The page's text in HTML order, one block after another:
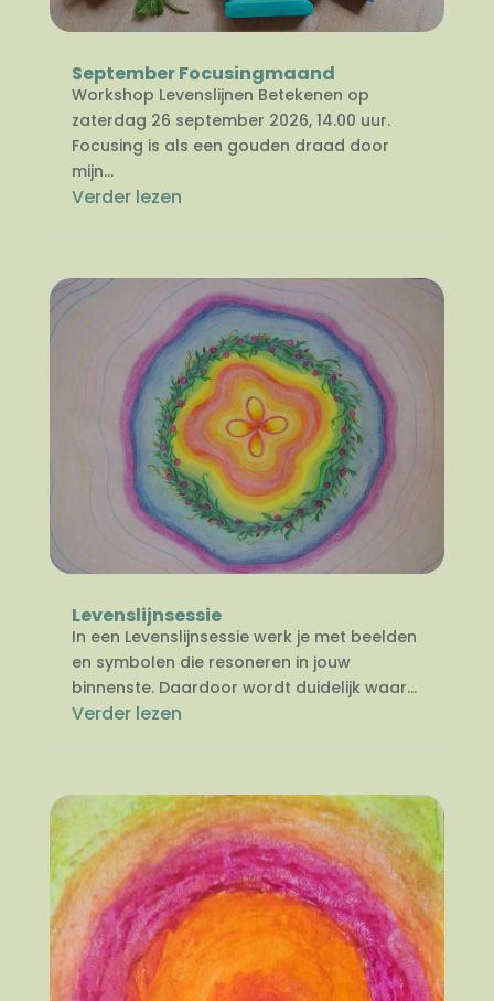
September Focusingmaand
Workshop Levenslijnen Betekenen op
zaterdag 26 september 2026, 14.00 uur.
Focusing is als een gouden draad door
mijn...
Verder lezen
Levenslijnsessie
In een Levenslijnsessie werk je met beelden
en symbolen die resoneren in jouw
binnenste. Daardoor wordt duidelijk waar...
Verder lezen